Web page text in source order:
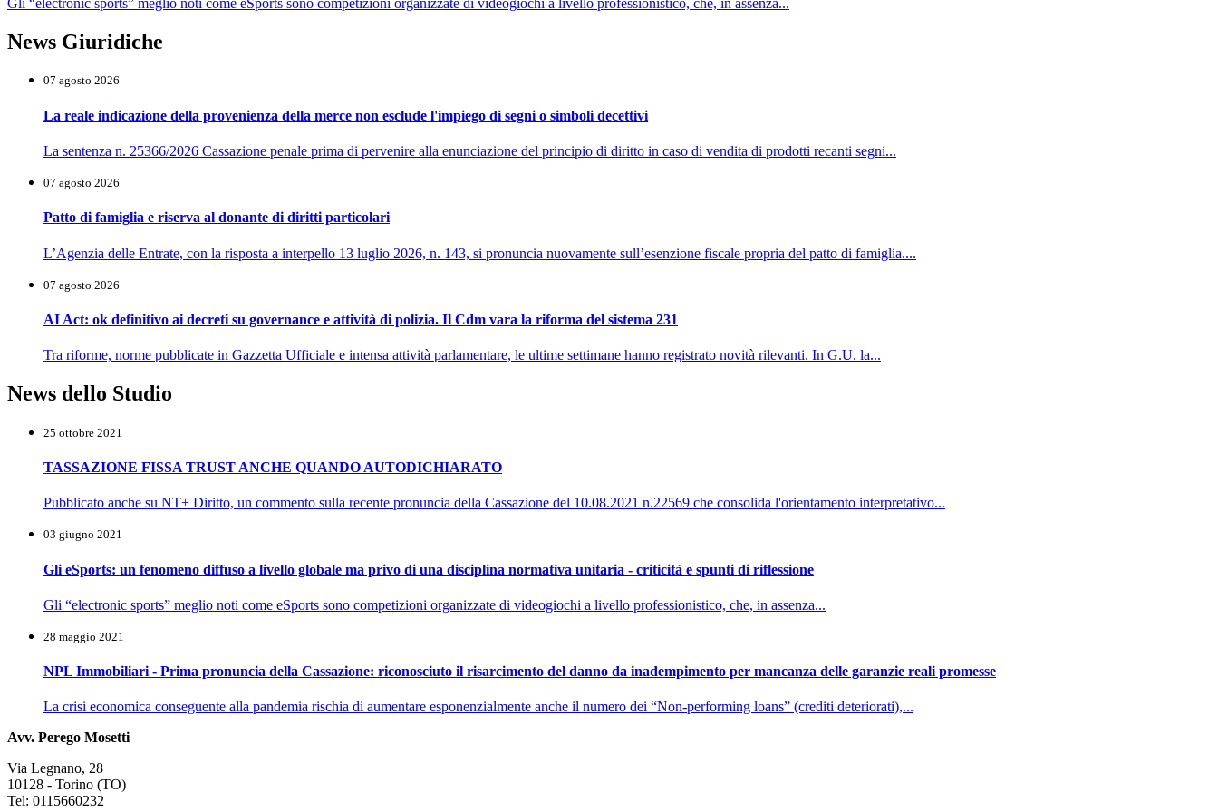
News Giuridiche
07 agosto 2026
La reale indicazione della provenienza della merce non esclude l'impiego di segni o simboli decettivi
La sentenza n. 25366/2026 Cassazione penale prima di pervenire alla enunciazione del principio di diritto in caso di vendita di prodotti recanti segni...
07 agosto 2026
Patto di famiglia e riserva al donante di diritti particolari
L’Agenzia delle Entrate, con la risposta a interpello 13 luglio 2026, n. 143, si pronuncia nuovamente sull’esenzione fiscale propria del patto di famiglia....
07 agosto 2026
AI Act: ok definitivo ai decreti su governance e attività di polizia. Il Cdm vara la riforma del sistema 231
Tra riforme, norme pubblicate in Gazzetta Ufficiale e intensa attività parlamentare, le ultime settimane hanno registrato novità rilevanti. In G.U. la...
News dello Studio
25 ottobre 2021
TASSAZIONE FISSA TRUST ANCHE QUANDO AUTODICHIARATO
Pubblicato anche su NT+ Diritto, un commento sulla recente pronuncia della Cassazione del 10.08.2021 n.22569 che consolida l'orientamento interpretativo...
03 giugno 2021
Gli eSports: un fenomeno diffuso a livello globale ma privo di una disciplina normativa unitaria - criticità e spunti di riflessione
Gli “electronic sports” meglio noti come eSports sono competizioni organizzate di videogiochi a livello professionistico, che, in assenza...
28 maggio 2021
NPL Immobiliari - Prima pronuncia della Cassazione: riconosciuto il risarcimento del danno da inadempimento per mancanza delle garanzie reali promesse
La crisi economica conseguente alla pandemia rischia di aumentare esponenzialmente anche il numero dei “Non-performing loans” (crediti deteriorati),...
Avv. Perego Mosetti
Via Legnano, 28
10128 - Torino (TO)
Tel: 0115660232